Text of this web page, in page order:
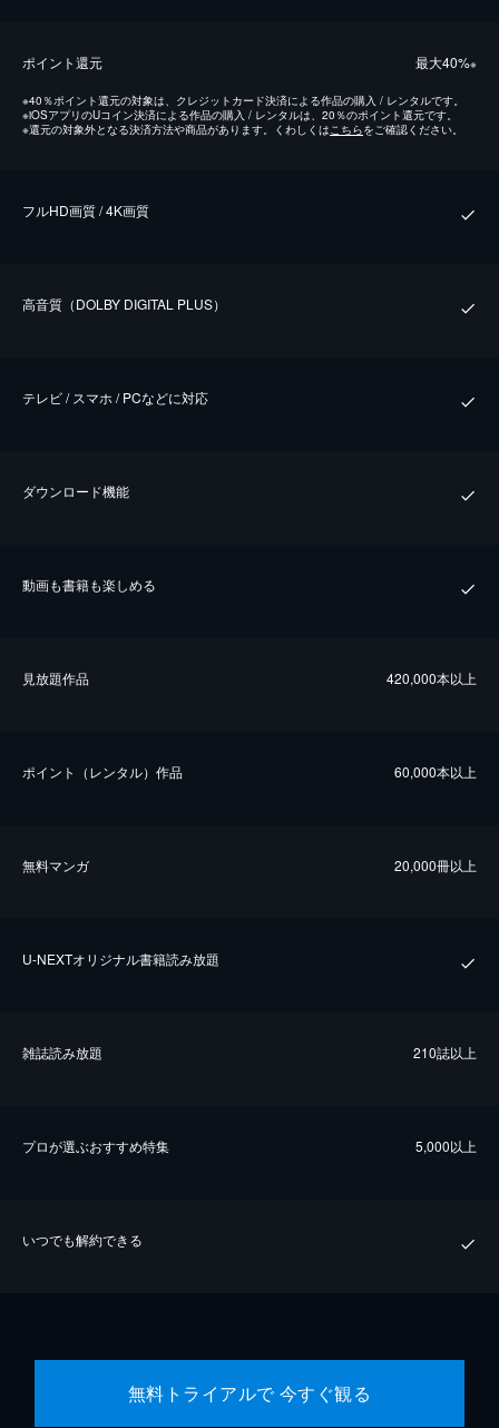
ポイント還元 最⼤40%※
※40％ポイント還元の対象は、クレジットカード決済による作品の購入 / レンタルです。
※iOSアプリのUコイン決済による作品の購入 / レンタルは、20％のポイント還元です。
※還元の対象外となる決済方法や商品があります。くわしくはこちらをご確認ください。
フルHD画質 / 4K画質
⾼⾳質（DOLBY DIGITAL PLUS）
テレビ / スマホ / PCなどに対応
ダウンロード機能
動画も書籍も楽しめる
⾒放題作品 420,000本以上
ポイント（レンタル）作品 60,000本以上
無料マンガ 20,000冊以上
U-NEXTオリジナル書籍読み放題
雑誌読み放題 210誌以上
プロが選ぶおすすめ特集 5,000以上
いつでも解約できる
無料トライアルで 今すぐ観る